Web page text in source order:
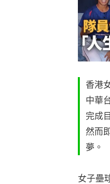
香港
中華
完成
然而
夢。
女子壘